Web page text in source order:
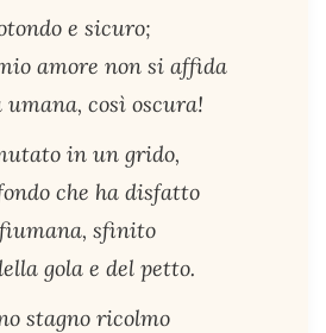
e sicuro;
amore non si affida
così oscura!
in un grido,
che ha disfatto
sfinito
gola e del petto.
stagno ricolmo